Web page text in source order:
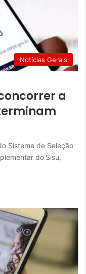
Notícias Gerais
a
Sistema de Seleção
do Sisu,